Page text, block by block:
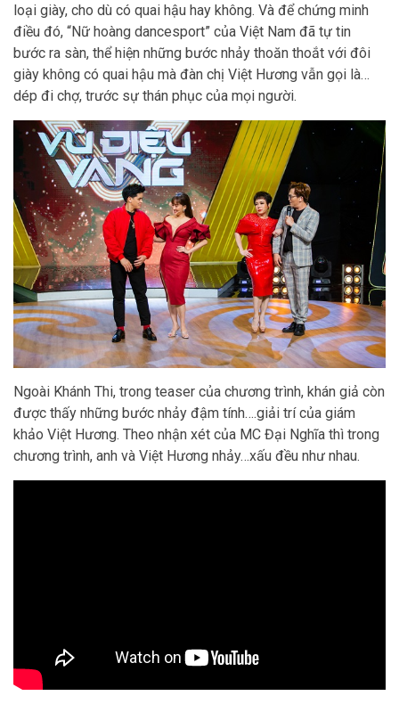
loại giày, cho dù có quai hậu hay không. Và để chứng minh
điều đó, “Nữ hoàng dancesport” của Việt Nam đã tự tin
bước ra sàn, thể hiện những bước nhảy thoăn thoắt với đôi
giày không có quai hậu mà đàn chị Việt Hương vẫn gọi là…
dép đi chợ, trước sự thán phục của mọi người.
Ngoài Khánh Thi, trong teaser của chương trình, khán giả còn
được thấy những bước nhảy đậm tính….giải trí của giám
khảo Việt Hương. Theo nhận xét của MC Đại Nghĩa thì trong
chương trình, anh và Việt Hương nhảy…xấu đều như nhau.